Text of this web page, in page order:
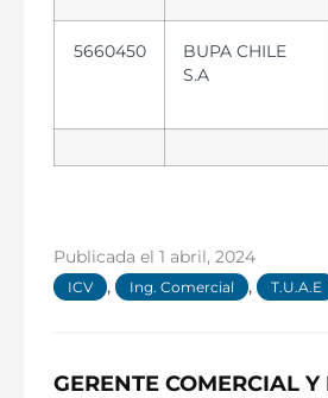
5660450
BUPA CHILE
S.A
Publicada el 1 abril, 2024
ICV , Ing. Comercial , T.U.A.E
GERENTE COMERCIAL